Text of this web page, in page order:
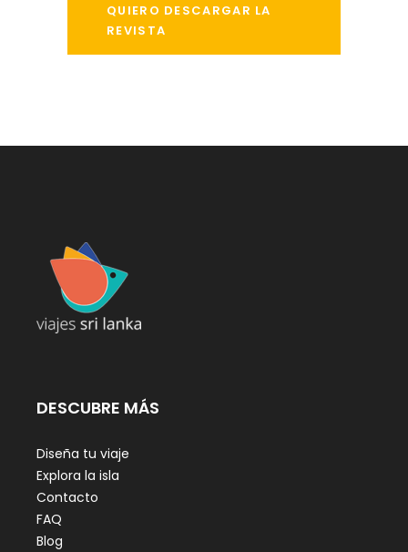
QUIERO DESCARGAR LA
REVISTA
DESCUBRE MÁS
Diseña tu viaje
Explora la isla
Contacto
FAQ
Blog